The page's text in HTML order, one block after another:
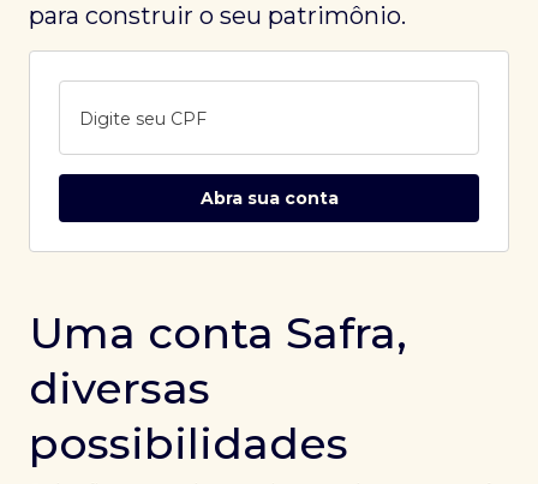
para construir o seu patrimônio.
Digite seu CPF
Abra sua conta
Uma conta Safra,
diversas
possibilidades